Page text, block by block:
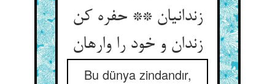
زندانیان ** حفره کن
Bu dünya zindandır,